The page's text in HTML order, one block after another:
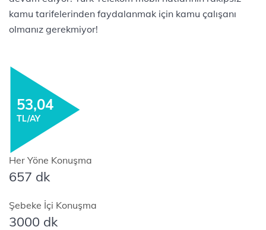
kamu tarifelerinden faydalanmak için kamu çalışanı
olmanız gerekmiyor!
53,04
TL/AY
Her Yöne Konuşma
657 dk
Şebeke İçi Konuşma
3000 dk